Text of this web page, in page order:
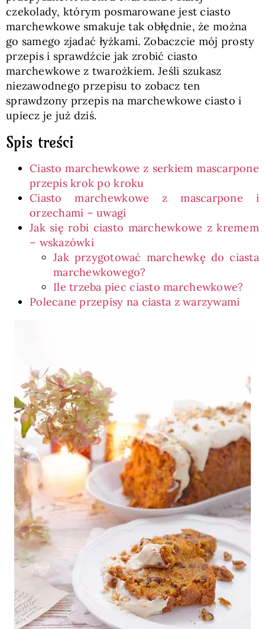
czekolady, którym posmarowane jest ciasto
marchewkowe smakuje tak obłędnie, że można
go samego zjadać łyżkami. Zobaczcie mój prosty
przepis i sprawdźcie jak zrobić ciasto
marchewkowe z twarożkiem. Jeśli szukasz
niezawodnego przepisu to zobacz ten
sprawdzony przepis na marchewkowe ciasto i
upiecz je już dziś.
Spis treści
Ciasto marchewkowe z serkiem mascarpone
przepis krok po kroku
Ciasto marchewkowe z mascarpone i
orzechami – uwagi
Jak się robi ciasto marchewkowe z kremem
– wskazówki
Jak przygotować marchewkę do ciasta
marchewkowego?
Ile trzeba piec ciasto marchewkowe?
Polecane przepisy na ciasta z warzywami